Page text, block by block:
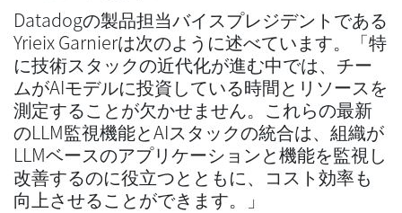
Datadogの製品担当バイスプレジデントである
Yrieix Garnierは次のように述べています。「特
に技術スタックの近代化が進む中では、チー
ムがAIモデルに投資している時間とリソースを
測定することが欠かせません。これらの最新
のLLM監視機能とAIスタックの統合は、組織が
LLMベースのアプリケーションと機能を監視し
改善するのに役立つとともに、コスト効率も
向上させることができます。」